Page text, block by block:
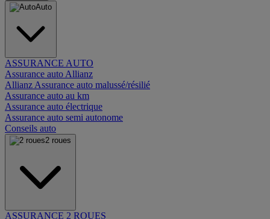
Auto
ASSURANCE AUTO
Assurance auto Allianz
Allianz Assurance auto malussé/résilié
Assurance auto au km
Assurance auto électrique
Assurance auto semi autonome
Conseils auto
2 roues
ASSURANCE 2 ROUES